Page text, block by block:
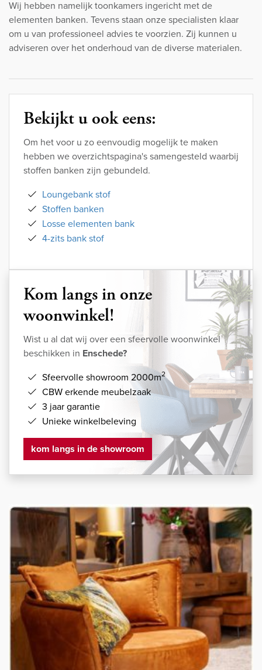
Wij hebben namelijk toonkamers ingericht met de
elementen banken. Tevens staan onze specialisten klaar
om u van professioneel advies te voorzien. Zij kunnen u
adviseren over het onderhoud van de diverse materialen.
Bekijkt u ook eens:
Om het voor u zo eenvoudig mogelijk te maken
hebben we overzichtspagina's samengesteld waarbij
stoffen banken zijn gebundeld.
Loungebank stof
Stoffen banken
Losse elementen bank
4-zits bank stof
Kom langs in onze
woonwinkel!
Wist u al dat wij over een sfeervolle woonwinkel
beschikken in Enschede?
Sfeervolle showroom 2000m2
CBW erkende meubelzaak
3 jaar garantie
Unieke winkelbeleving
kom langs in de showroom